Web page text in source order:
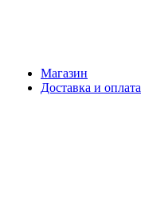
Магазин
Доставка и оплата